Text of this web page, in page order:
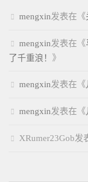
mengxin发表在《
mengxin发表在《
了千重浪！ 》
mengxin发表在《
mengxin发表在《
XRumer23Gob发